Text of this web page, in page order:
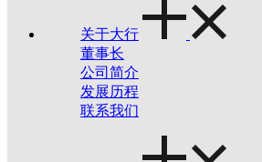
关于大行
董事长
公司简介
发展历程
联系我们